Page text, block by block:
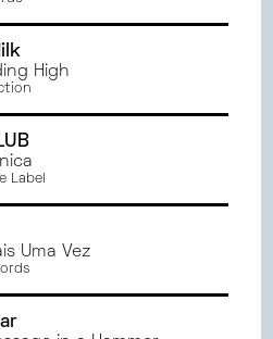
High
Label
Uma Vez